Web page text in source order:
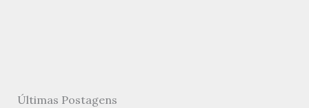
Últimas Postagens